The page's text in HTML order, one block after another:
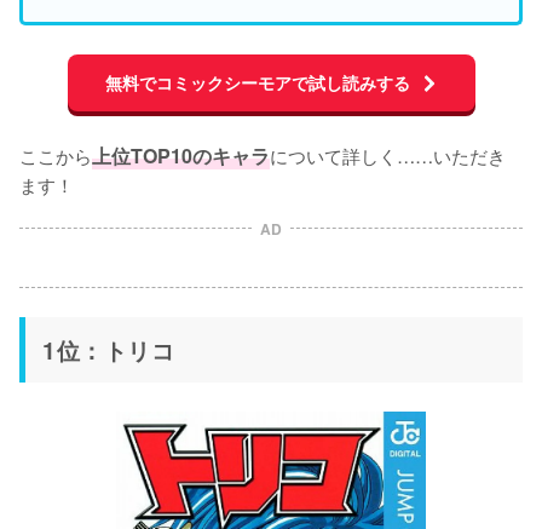
18位
モーヤンシャイシャイ
19位
20位
チチ
28位
二代目メルク
29位
30位
アルファロ
無料でコミックシーモアで試し読みする
ここから上位TOP10のキャラについて詳しく……いただき
ます！
AD
1位：トリコ